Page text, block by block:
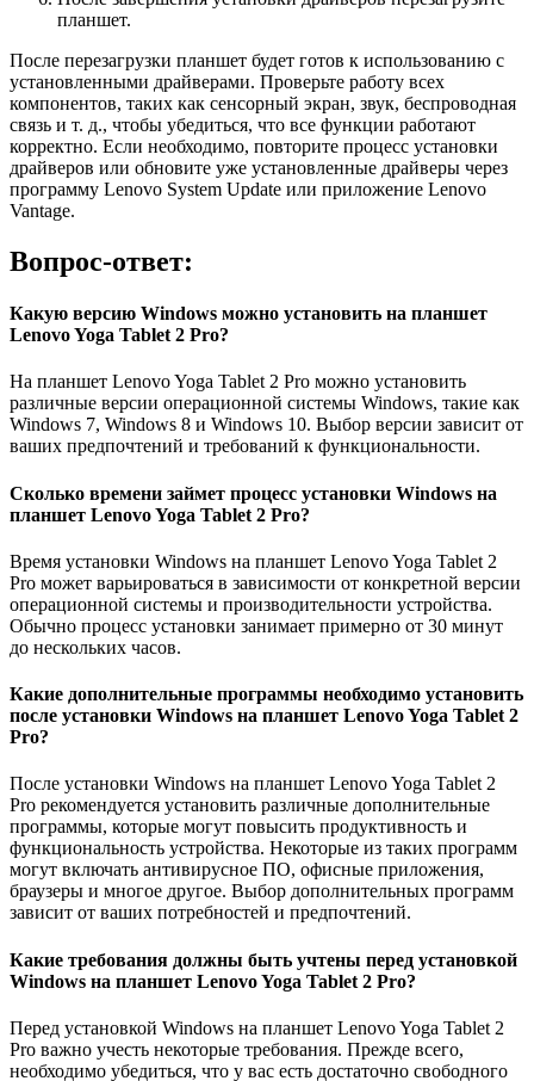
планшет.
После перезагрузки планшет будет готов к использованию с
установленными драйверами. Проверьте работу всех
компонентов, таких как сенсорный экран, звук, беспроводная
связь и т. д., чтобы убедиться, что все функции работают
корректно. Если необходимо, повторите процесс установки
драйверов или обновите уже установленные драйверы через
программу Lenovo System Update или приложение Lenovo
Vantage.
Вопрос-ответ:
Какую версию Windows можно установить на планшет
Lenovo Yoga Tablet 2 Pro?
На планшет Lenovo Yoga Tablet 2 Pro можно установить
различные версии операционной системы Windows, такие как
Windows 7, Windows 8 и Windows 10. Выбор версии зависит от
ваших предпочтений и требований к функциональности.
Сколько времени займет процесс установки Windows на
планшет Lenovo Yoga Tablet 2 Pro?
Время установки Windows на планшет Lenovo Yoga Tablet 2
Pro может варьироваться в зависимости от конкретной версии
операционной системы и производительности устройства.
Обычно процесс установки занимает примерно от 30 минут
до нескольких часов.
Какие дополнительные программы необходимо установить
после установки Windows на планшет Lenovo Yoga Tablet 2
Pro?
После установки Windows на планшет Lenovo Yoga Tablet 2
Pro рекомендуется установить различные дополнительные
программы, которые могут повысить продуктивность и
функциональность устройства. Некоторые из таких программ
могут включать антивирусное ПО, офисные приложения,
браузеры и многое другое. Выбор дополнительных программ
зависит от ваших потребностей и предпочтений.
Какие требования должны быть учтены перед установкой
Windows на планшет Lenovo Yoga Tablet 2 Pro?
Перед установкой Windows на планшет Lenovo Yoga Tablet 2
Pro важно учесть некоторые требования. Прежде всего,
необходимо убедиться, что у вас есть достаточно свободного